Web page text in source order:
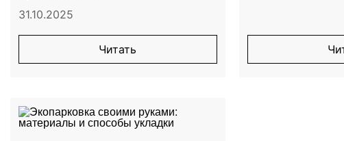
31.10.2025
Читать